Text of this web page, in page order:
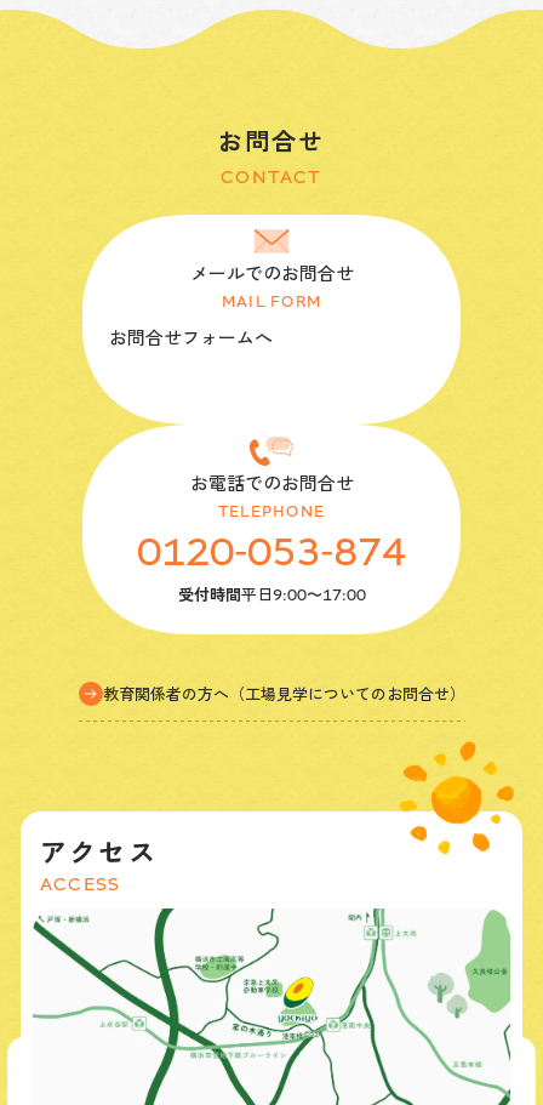
お問合せ
CONTACT
メールでのお問合せ
MAIL FORM
お問合せフォームへ
お電話でのお問合せ
TELEPHONE
0120-053-874
受付時間平日9:00〜17:00
教育関係者の方へ（工場見学についてのお問合せ）
アクセス
ACCESS